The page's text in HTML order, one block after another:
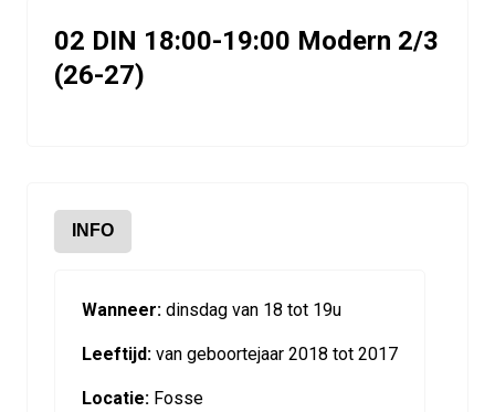
02 DIN 18:00-19:00 Modern 2/3
(26-27)
INFO
Wanneer: dinsdag van 18 tot 19u
Leeftijd: van geboortejaar 2018 tot 2017
Locatie: Fosse